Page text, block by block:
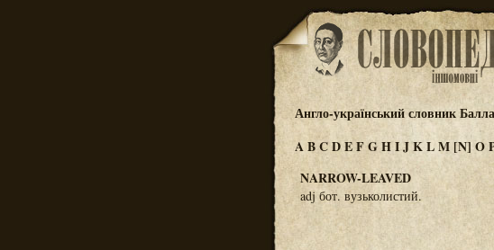
Англо-український словник
ABCDEFGHIJKLM [N] O
NARROW-LEAVED
adj бот. вузьколистий.